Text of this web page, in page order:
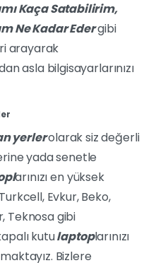
Kaça Satabilirim,
Ne Kadar Edergibi
arayarak
asla bilgisayarlarınızı
yerlerolarak siz değerli
yada senetle
arınızı en yüksek
Evkur, Beko,
Teknosa gibi
kutulaptoplarınızı
Bizlere